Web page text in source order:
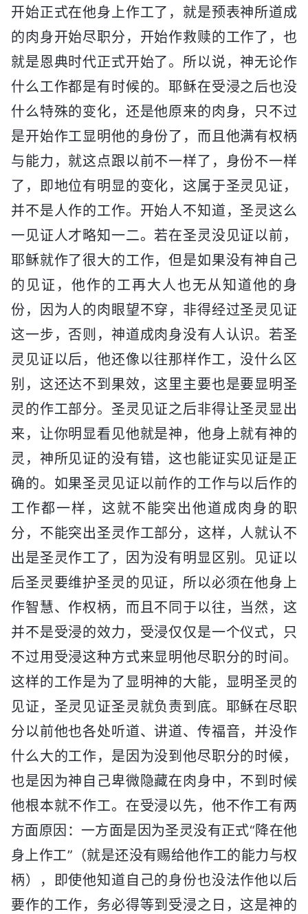
开始正式在他身上作工了，就是预表神所道成
的肉身开始尽职分，开始作救赎的工作了，也
就是恩典时代正式开始了。所以说，神无论作
什么工作都是有时候的。耶稣在受浸之后也没
什么特殊的变化，还是他原来的肉身，只不过
是开始作工显明他的身份了，而且他满有权柄
与能力，就这点跟以前不一样了，身份不一样
了，即地位有明显的变化，这属于圣灵见证，
并不是人作的工作。开始人不知道，圣灵这么
一见证人才略知一二。若在圣灵没见证以前，
耶稣就作了很大的工作，但是如果没有神自己
的见证，他作的工再大人也无从知道他的身
份，因为人的肉眼望不穿，非得经过圣灵见证
这一步，否则，神道成肉身没有人认识。若圣
灵见证以后，他还像以往那样作工，没什么区
别，这还达不到果效，这里主要也是要显明圣
灵的作工部分。圣灵见证之后非得让圣灵显出
来，让你明显看见他就是神，他身上就有神的
灵，神所见证的没有错，这也能证实见证是正
确的。如果圣灵见证以前作的工作与以后作的
工作都一样，这就不能突出他道成肉身的职
分，不能突出圣灵作工部分，这样，人就认不
出是圣灵作工了，因为没有明显区别。见证以
后圣灵要维护圣灵的见证，所以必须在他身上
作智慧、作权柄，而且不同于以往，当然，这
并不是受浸的效力，受浸仅仅是一个仪式，只
不过用受浸这种方式来显明他尽职分的时间。
这样的工作是为了显明神的大能，显明圣灵的
见证，圣灵见证圣灵就负责到底。耶稣在尽职
分以前他也各处听道、讲道、传福音，并没作
什么大的工作，是因为没到他尽职分的时候，
也是因为神自己卑微隐藏在肉身中，不到时候
他根本就不作工。在受浸以先，他不作工有两
方面原因：一方面是因为圣灵没有正式“降在他
身上作工”（就是还没有赐给他作工的能力与权
柄），即使他知道自己的身份也没法作他以后
要作的工作，务必得等到受浸之日，这是神的